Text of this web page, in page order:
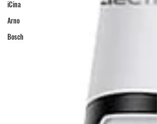
iCina
Arno
Bosch